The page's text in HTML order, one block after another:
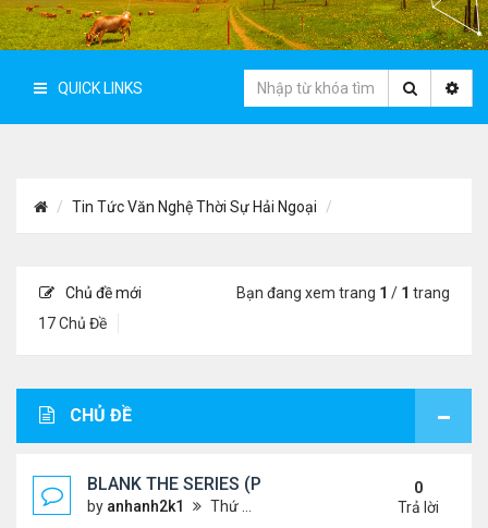
QUICK LINKS
Tin Tức Văn Nghệ Thời Sự Hải Ngoại
Chủ đề mới
17 Chủ Đề
Bạn đang xem trang 1 / 1 trang
CHỦ ĐỀ
BLANK THE SERIES (PHẦN 2)
by anhanh2k1 Thứ 4 Tháng 5 29, 2024 3:16 am
0
Trả lời